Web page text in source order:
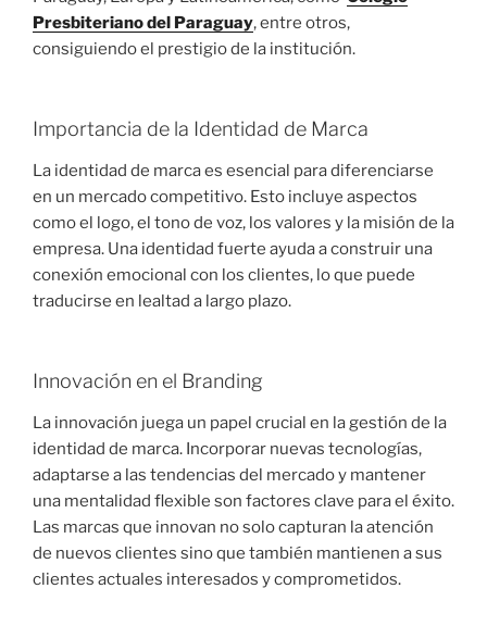
Presbiteriano del Paraguay, entre otros,
consiguiendo el prestigio de la institución.
Importancia de la Identidad de Marca
La identidad de marca es esencial para diferenciarse
en un mercado competitivo. Esto incluye aspectos
como el logo, el tono de voz, los valores y la misión de la
empresa. Una identidad fuerte ayuda a construir una
conexión emocional con los clientes, lo que puede
traducirse en lealtad a largo plazo.
Innovación en el Branding
La innovación juega un papel crucial en la gestión de la
identidad de marca. Incorporar nuevas tecnologías,
adaptarse a las tendencias del mercado y mantener
una mentalidad flexible son factores clave para el éxito.
Las marcas que innovan no solo capturan la atención
de nuevos clientes sino que también mantienen a sus
clientes actuales interesados y comprometidos.